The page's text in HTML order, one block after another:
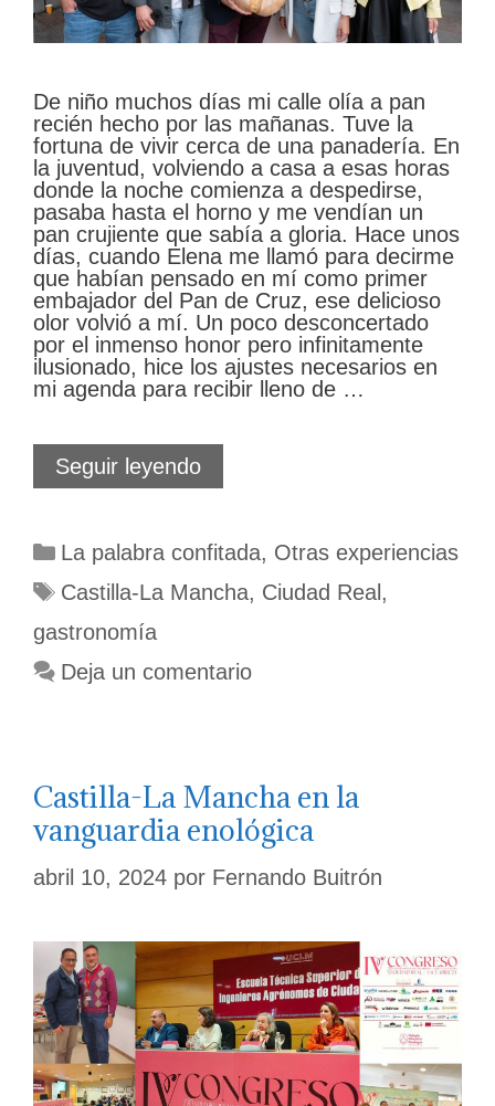
De niño muchos días mi calle olía a pan
recién hecho por las mañanas. Tuve la
fortuna de vivir cerca de una panadería. En
la juventud, volviendo a casa a esas horas
donde la noche comienza a despedirse,
pasaba hasta el horno y me vendían un
pan crujiente que sabía a gloria. Hace unos
días, cuando Elena me llamó para decirme
que habían pensado en mí como primer
embajador del Pan de Cruz, ese delicioso
olor volvió a mí. Un poco desconcertado
por el inmenso honor pero infinitamente
ilusionado, hice los ajustes necesarios en
mi agenda para recibir lleno de …
Seguir leyendo1º
Embajador
Cruz.
honor
miga
Categorías
La palabra confitada, Otras experiencias
Etiquetas
Castilla-La Mancha, Ciudad Real,
gastronomía
Deja un comentario
Castilla-La Mancha en la
vanguardia enológica
abril 10, 2024 por Fernando Buitrón